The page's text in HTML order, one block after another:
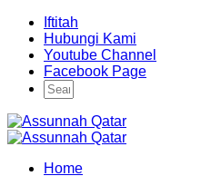
Iftitah
Hubungi Kami
Youtube Channel
Facebook Page
Home